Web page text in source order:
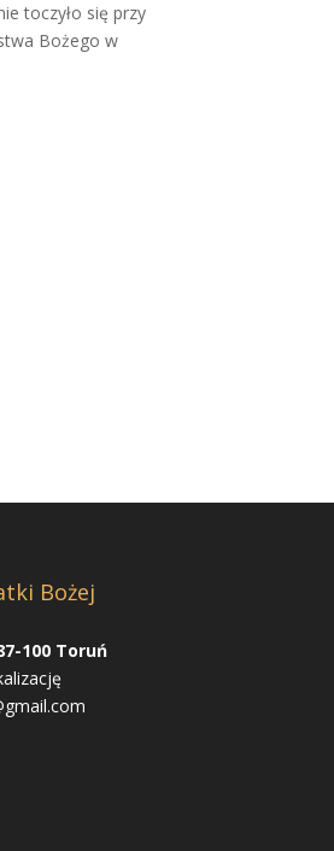
toczyło się przy
Bożego w
Bożej
100 Toruń